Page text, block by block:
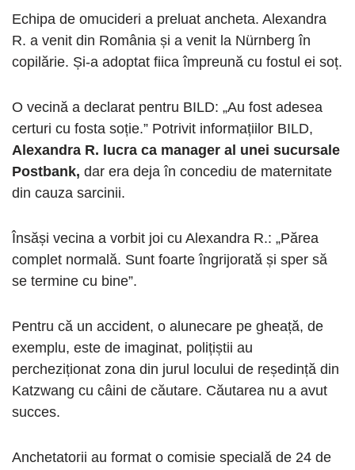
Echipa de omucideri a preluat ancheta. Alexandra
R. a venit din România și a venit la Nürnberg în
copilărie. Și-a adoptat fiica împreună cu fostul ei soț.
O vecină a declarat pentru BILD: „Au fost adesea
certuri cu fosta soție.” Potrivit informațiilor BILD,
Alexandra R. lucra ca manager al unei sucursale
Postbank, dar era deja în concediu de maternitate
din cauza sarcinii.
Însăși vecina a vorbit joi cu Alexandra R.: „Părea
complet normală. Sunt foarte îngrijorată și sper să
se termine cu bine”.
Pentru că un accident, o alunecare pe gheață, de
exemplu, este de imaginat, polițiștii au
percheziționat zona din jurul locului de reședință din
Katzwang cu câini de căutare. Căutarea nu a avut
succes.
Anchetatorii au format o comisie specială de 24 de